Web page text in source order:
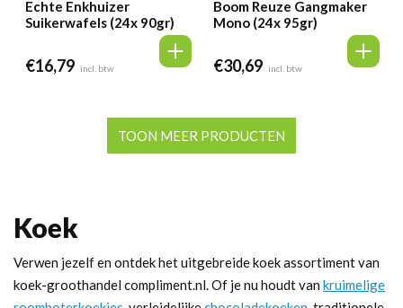
Echte Enkhuizer
Suikerwafels (24x 90gr)
€16,79 incl. btw
Boom Reuze Gangmaker
Mono (24x 95gr)
€30,69 incl. btw
TOON MEER PRODUCTEN
Koek
Verwen jezelf en ontdek het uitgebreide koek assortiment van
koek-groothandel compliment.nl. Of je nu houdt van kruimelige